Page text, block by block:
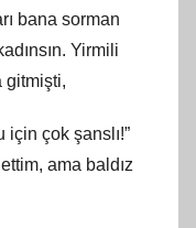
bana sorman
Yirmili
gitmişti,
için çok şanslı!”
ama baldız